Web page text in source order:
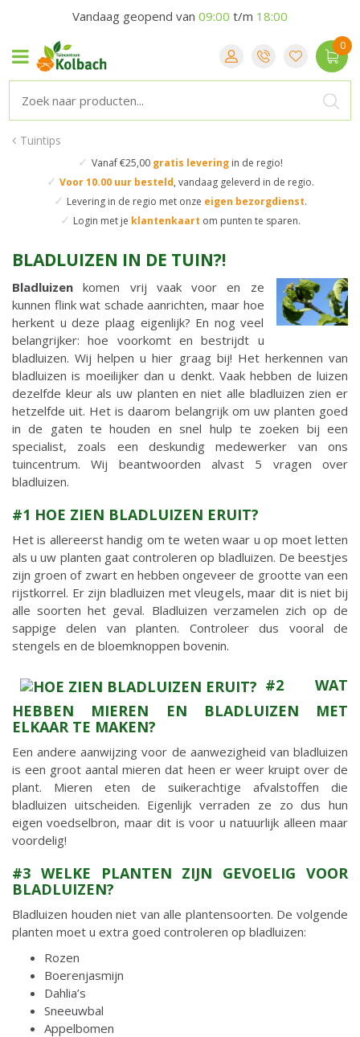
Tuintips
✓ Vanaf €25,00 gratis leveringin de regio!
✓ Voor 10.00 uur besteld, vandaag geleverd in de regio.
✓ Levering in de regio met onze eigen bezorgdienst.
✓ Login met je klantenkaart om punten te sparen.
Vandaag geopend van 09:00 t/m 18:00
BLADLUIZEN IN DE TUIN?!
Bladluizen komen vrij vaak voor en ze
kunnen flink wat schade aanrichten, maar hoe
herkent u deze plaag eigenlijk? En nog veel
belangrijker: hoe voorkomt en bestrijdt u
bladluizen. Wij helpen u hier graag bij! Het herkennen van
bladluizen is moeilijker dan u denkt. Vaak hebben de luizen
dezelfde kleur als uw planten en niet alle bladluizen zien er
hetzelfde uit. Het is daarom belangrijk om uw planten goed
in de gaten te houden en snel hulp te zoeken bij een
specialist, zoals een deskundig medewerker van ons
tuincentrum. Wij beantwoorden alvast 5 vragen over
bladluizen.
#1 HOE ZIEN BLADLUIZEN ERUIT?
Het is allereerst handig om te weten waar u op moet letten
als u uw planten gaat controleren op bladluizen. De beestjes
zijn groen of zwart en hebben ongeveer de grootte van een
rijstkorrel. Er zijn bladluizen met vleugels, maar dit is niet bij
alle soorten het geval. Bladluizen verzamelen zich op de
sappige delen van planten. Controleer dus vooral de
stengels en de bloemknoppen bovenin.
#2 WAT
HEBBEN MIEREN EN BLADLUIZEN MET
ELKAAR TE MAKEN?
Een andere aanwijzing voor de aanwezigheid van bladluizen
is een groot aantal mieren dat heen er weer kruipt over de
plant. Mieren eten de suikerachtige afvalstoffen die
bladluizen uitscheiden. Eigenlijk verraden ze zo dus hun
eigen voedselbron, maar dit is voor u natuurlijk alleen maar
voordelig!
#3 WELKE PLANTEN ZIJN GEVOELIG VOOR
BLADLUIZEN?
Bladluizen houden niet van alle plantensoorten. De volgende
planten moet u extra goed controleren op bladluizen:
Rozen
Boerenjasmijn
Dahlia’s
Sneeuwbal
Appelbomen